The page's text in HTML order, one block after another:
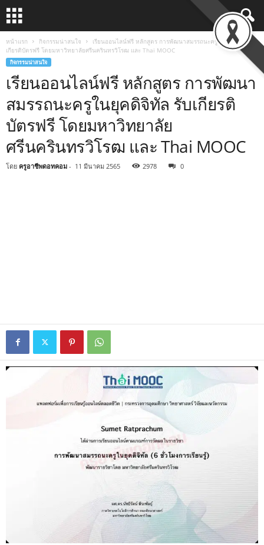
หน้าแรก กิจกรรมน่าสนใจ
เรียนออนไลน์ฟรี หลักสูตร การพัฒนาสมรรถนะครูในยุคดิจิทัล รับ
เกียรติบัตรฟรี โดยมหาวิทยาลัยศรีนครินทรวิโรฒ และ Thai MOOC
กิจกรรมน่าสนใจ
เรียนออนไลน์ฟรี หลักสูตร การพัฒนา
สมรรถนะครูในยุคดิจิทัล รับเกียรติ
บัตรฟรี โดยมหาวิทยาลัย
ศรีนครินทรวิโรฒ และ Thai MOOC
โดย ครูอาชีพดอทคอม - 11 มีนาคม 2565 2978 0